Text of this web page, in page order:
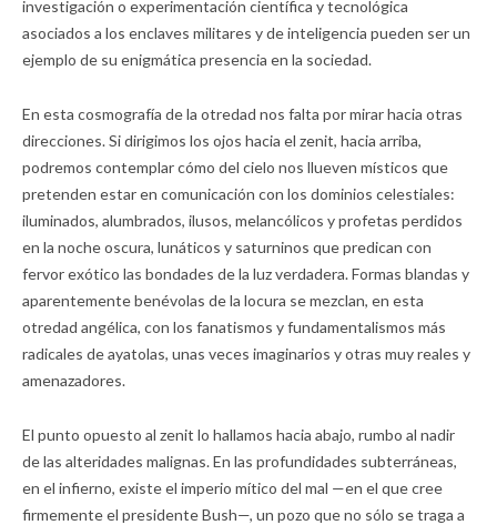
investigación o experimentación científica y tecnológica
asociados a los enclaves militares y de inteligencia pueden ser un
ejemplo de su enigmática presencia en la sociedad.
En esta cosmografía de la otredad nos falta por mirar hacia otras
direcciones. Si dirigimos los ojos hacia el zenit, hacia arriba,
podremos contemplar cómo del cielo nos llueven místicos que
pretenden estar en comunicación con los dominios celestiales:
iluminados, alumbrados, ilusos, melancólicos y profetas perdidos
en la noche oscura, lunáticos y saturninos que predican con
fervor exótico las bondades de la luz verdadera. Formas blandas y
aparentemente benévolas de la locura se mezclan, en esta
otredad angélica, con los fanatismos y fundamentalismos más
radicales de ayatolas, unas veces imaginarios y otras muy reales y
amenazadores.
El punto opuesto al zenit lo hallamos hacia abajo, rumbo al nadir
de las alteridades malignas. En las profundidades subterráneas,
en el infierno, existe el imperio mítico del mal —en el que cree
firmemente el presidente Bush—, un pozo que no sólo se traga a